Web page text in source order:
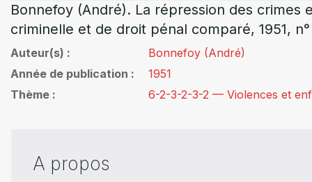
Bonnefoy (André). La répression des
criminelle et de droit pénal comparé, 1951,
Auteur(s)
Bonnefoy (André)
Année de publication
1951
Thème
6-2-3-2-3-2 — Violences et
A propos